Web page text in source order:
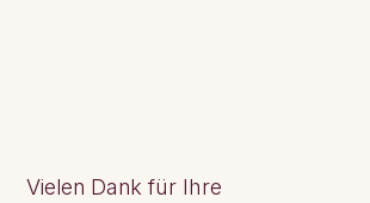
Vielen Dank für Ihre